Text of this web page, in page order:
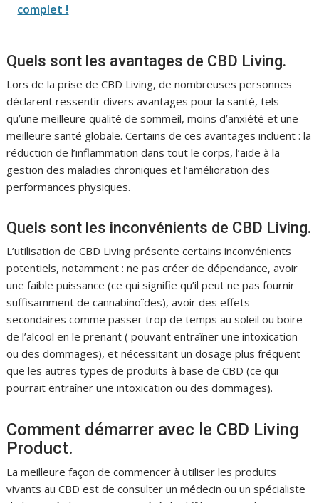
complet !
Quels sont les avantages de CBD Living.
Lors de la prise de CBD Living, de nombreuses personnes
déclarent ressentir divers avantages pour la santé, tels
qu’une meilleure qualité de sommeil, moins d’anxiété et une
meilleure santé globale. Certains de ces avantages incluent : la
réduction de l’inflammation dans tout le corps, l’aide à la
gestion des maladies chroniques et l’amélioration des
performances physiques.
Quels sont les inconvénients de CBD Living.
L’utilisation de CBD Living présente certains inconvénients
potentiels, notamment : ne pas créer de dépendance, avoir
une faible puissance (ce qui signifie qu’il peut ne pas fournir
suffisamment de cannabinoïdes), avoir des effets
secondaires comme passer trop de temps au soleil ou boire
de l’alcool en le prenant ( pouvant entraîner une intoxication
ou des dommages), et nécessitant un dosage plus fréquent
que les autres types de produits à base de CBD (ce qui
pourrait entraîner une intoxication ou des dommages).
Comment démarrer avec le CBD Living
Product.
La meilleure façon de commencer à utiliser les produits
vivants au CBD est de consulter un médecin ou un spécialiste